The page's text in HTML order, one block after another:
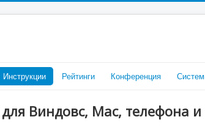
Инструкции Рейтинги Конференция
Виндовс, Mac, телефона и